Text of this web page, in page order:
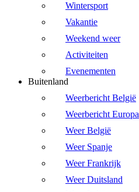
Wintersport
Vakantie
Weekend weer
Activiteiten
Evenementen
Buitenland
Weerbericht België
Weerbericht Europa
Weer België
Weer Spanje
Weer Frankrijk
Weer Duitsland